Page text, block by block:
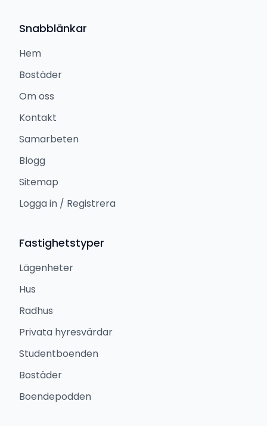
Snabblänkar
Hem
Bostäder
Om oss
Kontakt
Samarbeten
Blogg
Sitemap
Logga in / Registrera
Fastighetstyper
Lägenheter
Hus
Radhus
Privata hyresvärdar
Studentboenden
Bostäder
Boendepodden